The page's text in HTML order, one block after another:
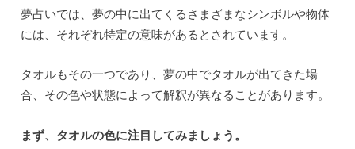
夢占いでは、夢の中に出てくるさまざまなシンボルや物体
には、それぞれ特定の意味があるとされています。
タオルもその一つであり、夢の中でタオルが出てきた場
合、その色や状態によって解釈が異なることがあります。
まず、タオルの色に注目してみましょう。